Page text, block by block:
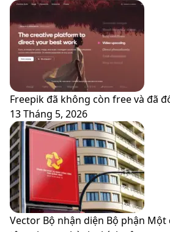
Freepik đã không còn free và đã
13 Tháng 5, 2026
Vector Bộ nhận diện Bộ phận Một